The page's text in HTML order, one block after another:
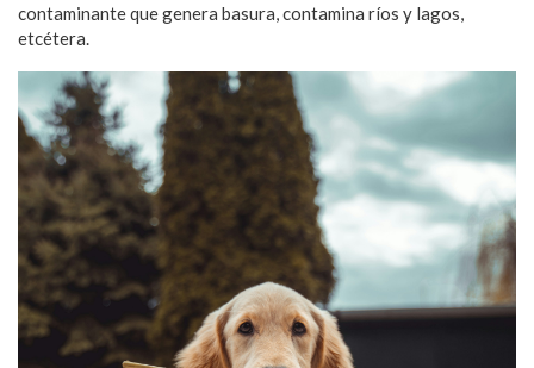
contaminante que genera basura, contamina ríos y lagos,
etcétera.